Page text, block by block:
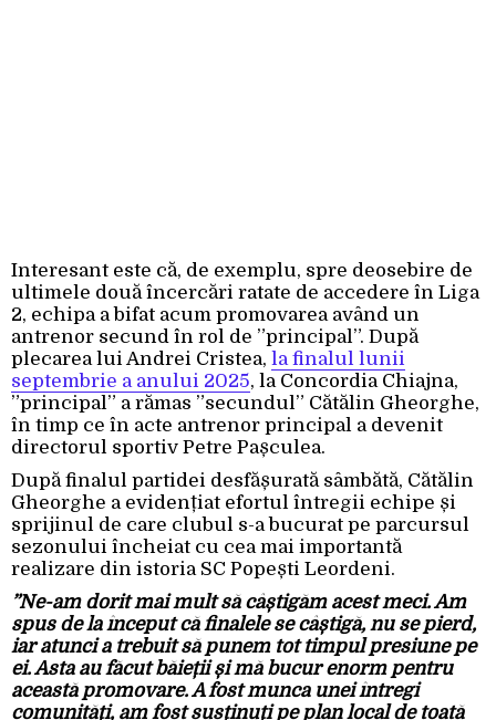
Interesant este că, de exemplu, spre deosebire de
ultimele două încercări ratate de accedere în Liga
2, echipa a bifat acum promovarea având un
antrenor secund în rol de ”principal”. După
plecarea lui Andrei Cristea, la finalul lunii
septembrie a anului 2025, la Concordia Chiajna,
”principal” a rămas ”secundul” Cătălin Gheorghe,
în timp ce în acte antrenor principal a devenit
directorul sportiv Petre Pașculea.
După finalul partidei desfășurată sâmbătă, Cătălin
Gheorghe a evidențiat efortul întregii echipe și
sprijinul de care clubul s-a bucurat pe parcursul
sezonului încheiat cu cea mai importantă
realizare din istoria SC Popești Leordeni.
”Ne-am dorit mai mult să câștigăm acest meci. Am
spus de la început că finalele se câștigă, nu se pierd,
iar atunci a trebuit să punem tot timpul presiune pe
ei. Asta au făcut băieții și mă bucur enorm pentru
această promovare. A fost munca unei întregi
comunități, am fost susținuți pe plan local de toată